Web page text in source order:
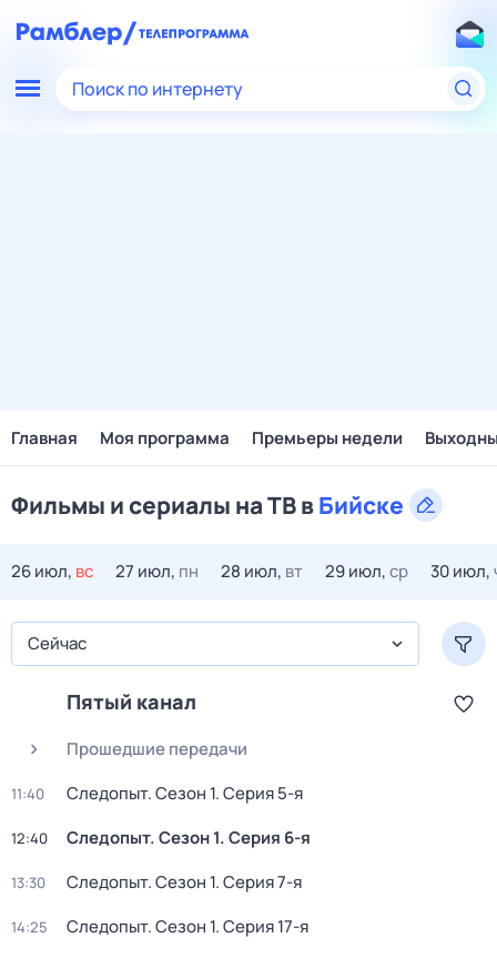
Поиск по интернету
Главная Моя программа Премьеры недели
Фильмы и сериалы на ТВ вБийске
26 июл, вс 27 июл, пн 28 июл, вт 29 июл,ср 30 июл,
Сейчас
Пятый канал
Прошедшие передачи
11:40 Следопыт. Сезон 1. Серия 5-я
12:40 Следопыт. Сезон 1. Серия 6-я
13:30 Следопыт. Сезон 1. Серия 7-я
14:25 Следопыт. Сезон 1. Серия 17-я